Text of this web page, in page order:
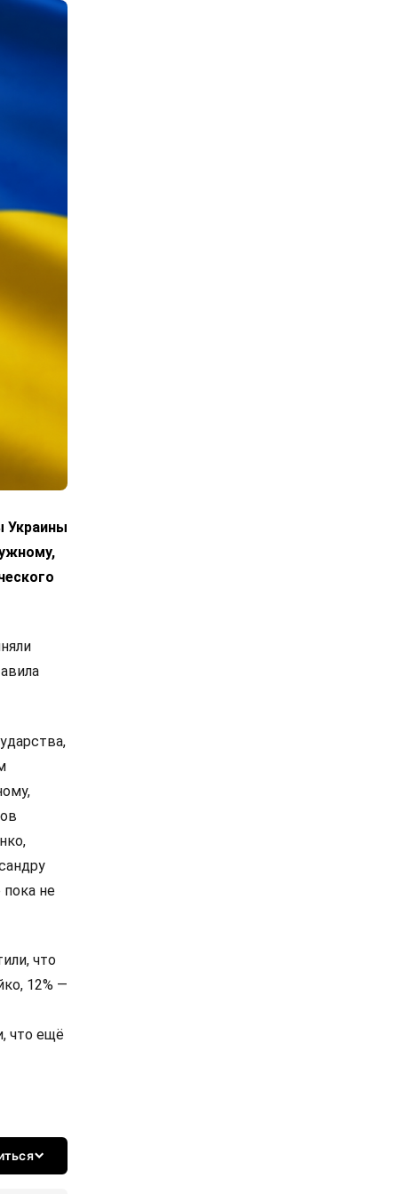
Украины
не
что
12% —
что ещё